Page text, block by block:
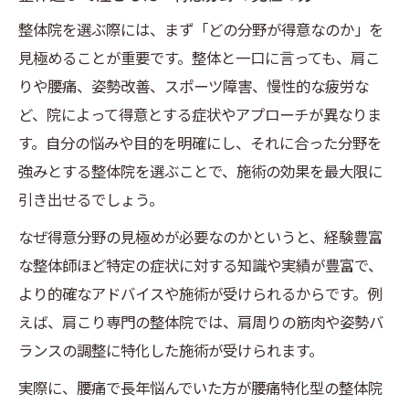
整体院を選ぶ際には、まず「どの分野が得意なのか」を
見極めることが重要です。整体と一口に言っても、肩こ
りや腰痛、姿勢改善、スポーツ障害、慢性的な疲労な
ど、院によって得意とする症状やアプローチが異なりま
す。自分の悩みや目的を明確にし、それに合った分野を
強みとする整体院を選ぶことで、施術の効果を最大限に
引き出せるでしょう。
なぜ得意分野の見極めが必要なのかというと、経験豊富
な整体師ほど特定の症状に対する知識や実績が豊富で、
より的確なアドバイスや施術が受けられるからです。例
えば、肩こり専門の整体院では、肩周りの筋肉や姿勢バ
ランスの調整に特化した施術が受けられます。
実際に、腰痛で長年悩んでいた方が腰痛特化型の整体院